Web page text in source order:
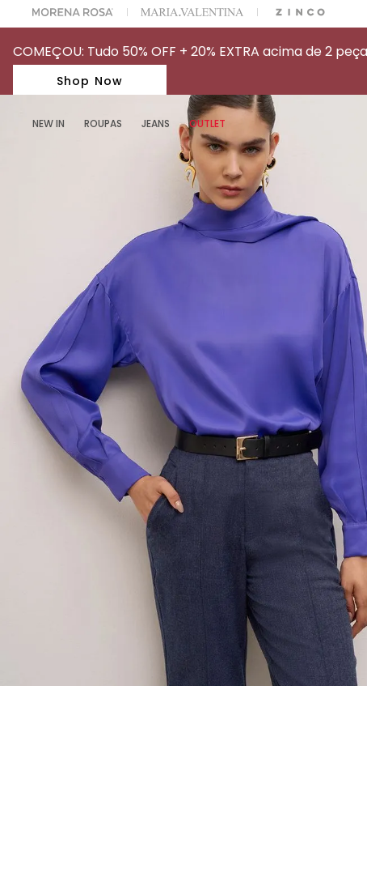
ESCOLHER SEU LOOK? FALE COM NOSSA PERSONAL SHOPPER.
COMEÇOU: Tudo 50% OFF + 20% EXTRA acima de 2
Shop Now
NEW IN ROUPAS JEANS OUTLET